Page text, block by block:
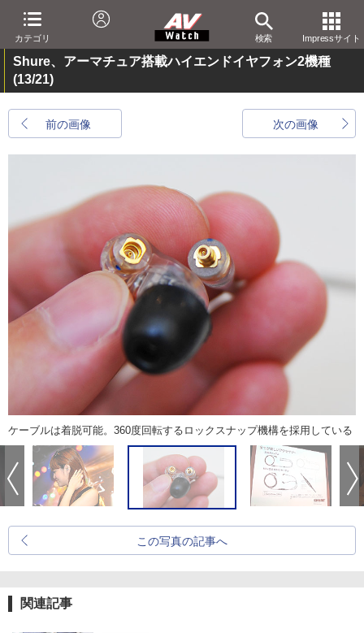
カテゴリ 検索 Impressサイト
Shure、アーマチュア搭載ハイエンドイヤフォン2機種
(13/21)
前の画像 次の画像
ケーブルは着脱可能。360度回転するロックスナップ機構を採用している
この写真の記事へ
関連記事